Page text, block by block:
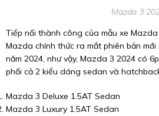
Mazda 3
Tiếp nối thành công của mẫu xe
Mazda chính thức ra mắt phiên bản
năm 2024, như vậy, Mazda 3 2024 có
phối cả 2 kiểu dáng sedan và
Mazda 3 Deluxe 1.5AT Sedan
Mazda 3 Luxury 1.5AT Sedan